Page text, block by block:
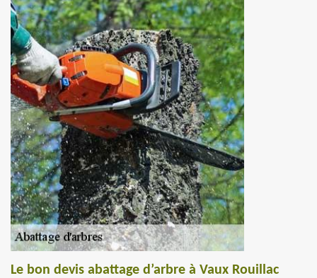
Le bon devis abattage d’arbre à Vaux Rouillac